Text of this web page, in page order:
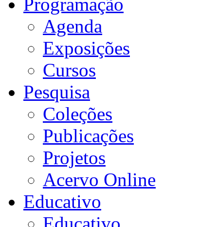
Agenda
Exposições
Cursos
Pesquisa
Coleções
Publicações
Projetos
Acervo Online
Educativo